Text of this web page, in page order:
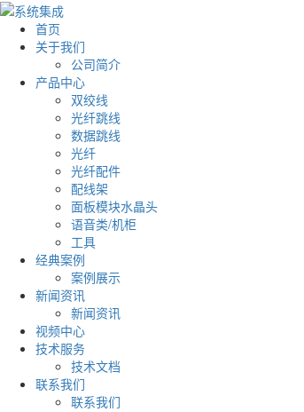
首页
关于我们
公司简介
产品中心
双绞线
光纤跳线
数据跳线
光纤
光纤配件
配线架
面板模块水晶头
语音类/机柜
工具
经典案例
案例展示
新闻资讯
新闻资讯
视频中心
技术服务
技术文档
联系我们
联系我们